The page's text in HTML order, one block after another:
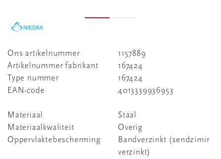
Ons artikelnummer
1157889
Artikelnummer fabrikant
167424
Type nummer
167424
EAN-code
4013339936953
Materiaal
Staal
Materiaalkwaliteit
Overig
Oppervlaktebescherming
Bandverzinkt (sendzimir
verzinkt)